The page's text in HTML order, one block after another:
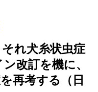
それ犬糸状虫症
改訂を機に、
再考する（日